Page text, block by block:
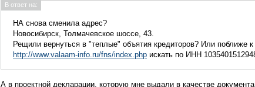
В ответ на:
НА снова сменила адрес?
Новосибирск, Толмачевское шоссе, 43.
Рещили вернуться в "теплые" объятия кредиторов? Или поближе к
http://www.valaam-info.ru/fns/index.php искать по ИНН
А в проектной декларации, которую мне выдали в качестве